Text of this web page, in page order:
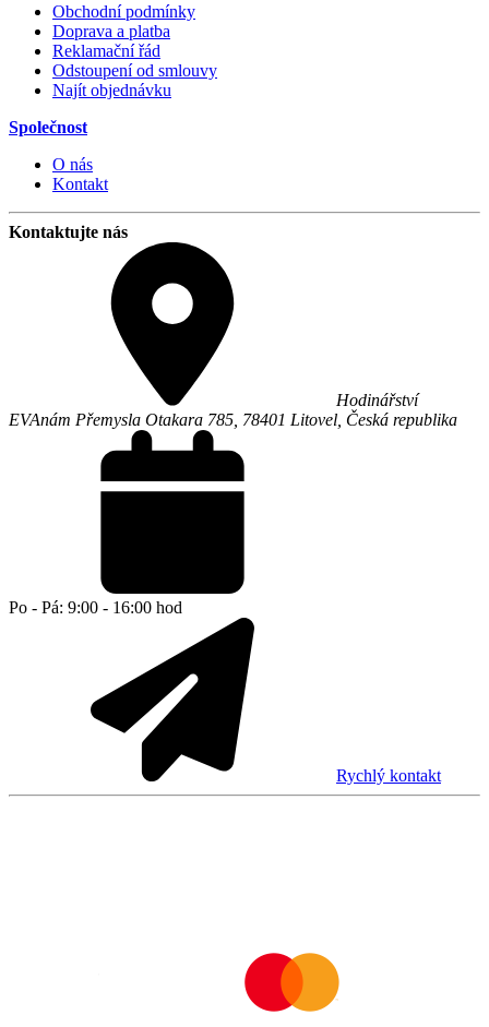
Obchodní podmínky
Doprava a platba
Reklamační řád
Odstoupení od smlouvy
Najít objednávku
Společnost
O nás
Kontakt
Kontaktujte nás
Hodinářství
EVAnám Přemysla Otakara 785, 78401 Litovel Česká republika
Po - Pá: 9:00 - 16:00 hod
Rychlý kontakt